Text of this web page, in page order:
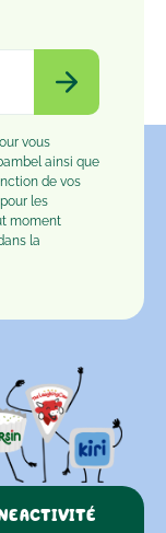
vous
ainsi que
de vos
les
moment
la
ACTIVITÉ